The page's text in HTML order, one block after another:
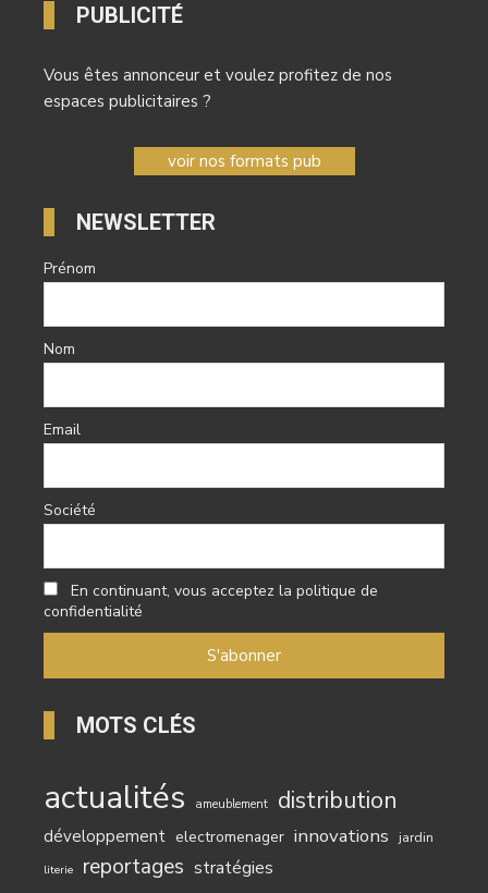
PUBLICITÉ
Vous êtes annonceur et voulez profitez de nos
espaces publicitaires ?
voir nos formats pub
NEWSLETTER
Prénom
Nom
Email
Société
En continuant, vous acceptez la politique de
confidentialité
MOTS CLÉS
actualités ameublement distribution
développement electromenager innovations jardin
literie reportages stratégies